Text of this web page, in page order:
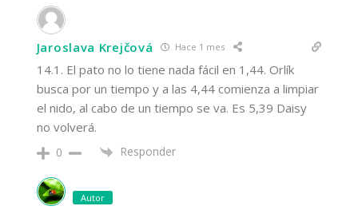
Jaroslava Krejčová Hace 1 mes
14.1. El pato no lo tiene nada fácil en 1,44. Orlík
busca por un tiempo y a las 4,44 comienza a limpiar
el nido, al cabo de un tiempo se va. Es 5,39 Daisy
no volverá.
0 Responder
Autor